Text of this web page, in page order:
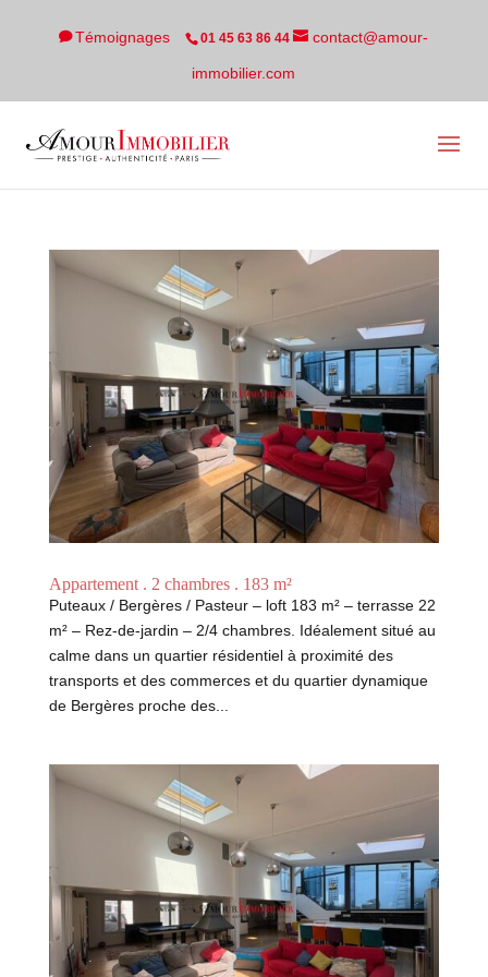
Témoignages 01 45 63 86 44 contact@amour-
immobilier.com
Appartement . 2 chambres . 183 m²
Puteaux / Bergères / Pasteur – loft 183 m² – terrasse 22
m² – Rez-de-jardin – 2/4 chambres. Idéalement situé au
calme dans un quartier résidentiel à proximité des
transports et des commerces et du quartier dynamique
de Bergères proche des...